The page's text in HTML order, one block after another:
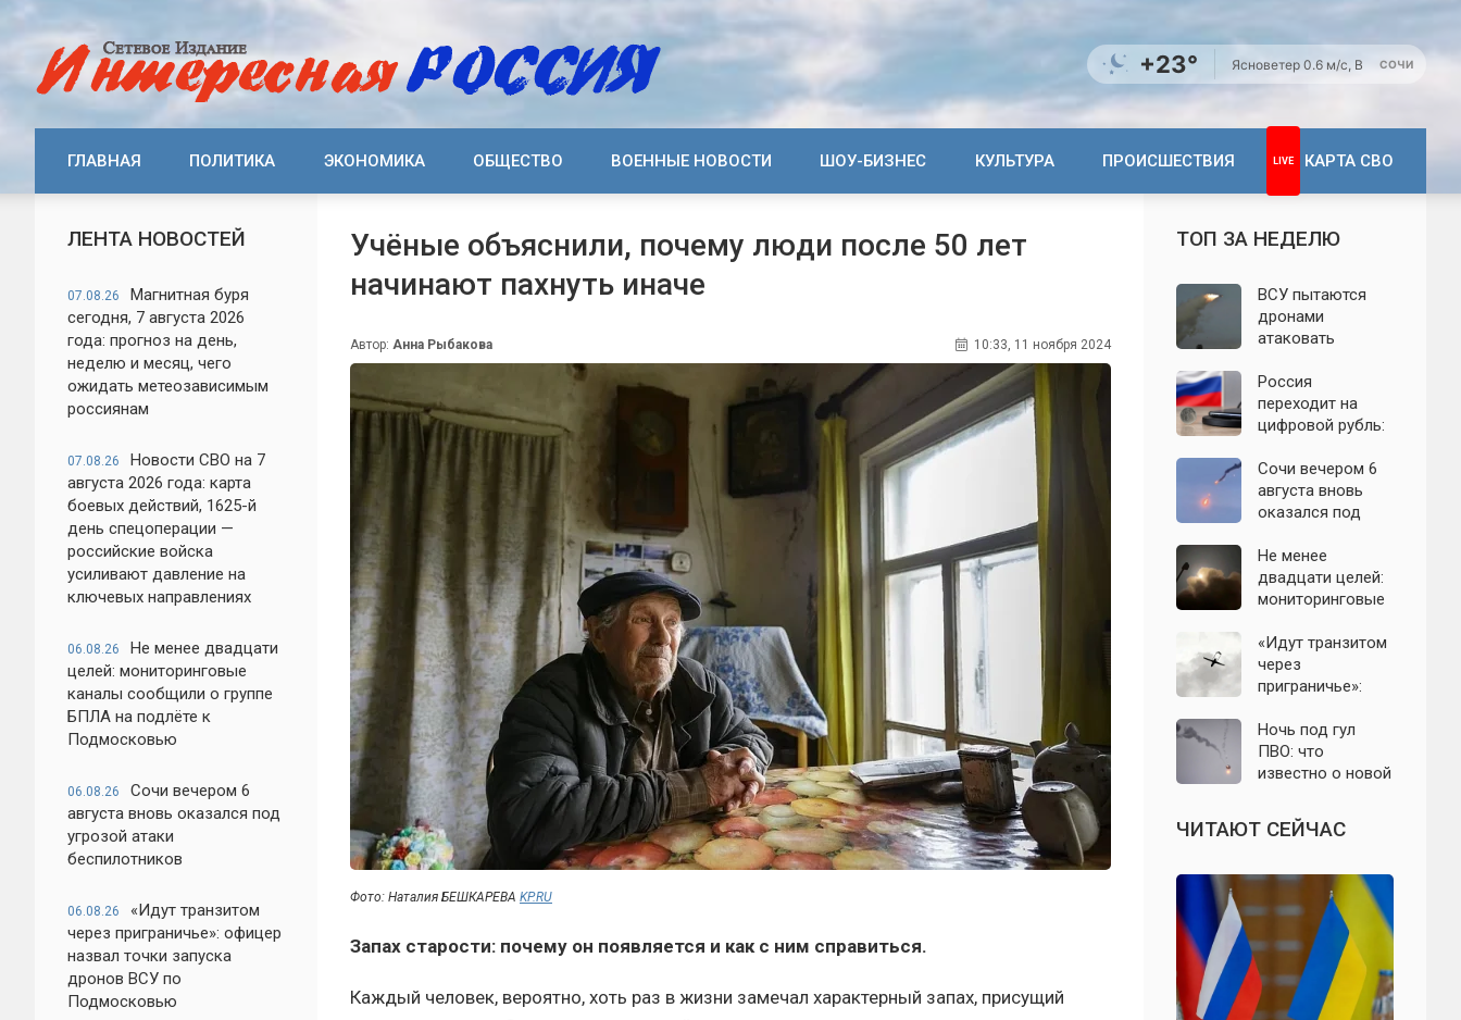
+23° Ясноветер 0.6 м/с, В СОЧИ
ГЛАВНАЯ ПОЛИТИКА ЭКОНОМИКА ОБЩЕСТВО ВОЕННЫЕ НОВОСТИ ШОУ-БИЗНЕС КУЛЬТУРА ПРОИСШЕСТВИЯ КАРТА СВО
ЛЕНТА НОВОСТЕЙ
07.08.26
Магнитная буря
сегодня, 7 августа 2026
года: прогноз на день,
неделю и месяц, чего
ожидать метеозависимым
россиянам
07.08.26
Новости СВО на 7
августа 2026 года: карта
боевых действий, 1625-й
день спецоперации —
российские войска
усиливают давление на
ключевых направлениях
06.08.26
Не менее двадцати
целей: мониторинговые
каналы сообщили о группе
БПЛА на подлёте к
Подмосковью
06.08.26
Сочи вечером 6
августа вновь оказался под
угрозой атаки
беспилотников
06.08.26
«Идут транзитом
через приграничье»: офицер
назвал точки запуска
дронов ВСУ по
Подмосковью
Учёные объяснили, почему люди после 50 лет
начинают пахнуть иначе
Автор: Анна Рыбакова 10:33, 11 ноября 2024
Фото: Наталия БЕШКАРЕВА KP.RU
Запах старости: почему он появляется и как с ним справиться.
Каждый человек, вероятно, хоть раз в жизни замечал характерный запах, присущий
ТОП ЗА НЕДЕЛЮ
ВСУ пытаются
дронами
атаковать
Крыма: свежие
подробности
налёта на
06.08.2026
Россия
переходит на
цифровой рубль:
систему сравнили
с моделью СССР
Сочи вечером 6
августа вновь
оказался под
беспилотников
Не менее
двадцати целей:
мониторинговые
сообщили о
группе БПЛА на
подлёте к
«Идут транзитом
через
приграничье»:
точки запуска
дронов ВСУ по
Подмосковью
Ночь под гул
ПВО: что
известно о новой
Подмосковье и
Москву 6 августа
ЧИТАЮТ СЕЙЧАС